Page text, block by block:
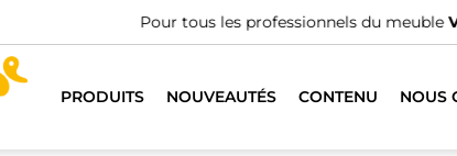
Nous avons des distributeurs
PRODUITS NOUVEAUTÉS CONTENU NOUS